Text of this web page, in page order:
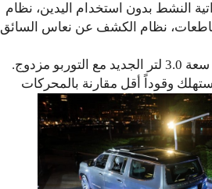
النشط بدون استخدام اليدين، نظام
نظام الكشف عن نعاس السائق
وفي ابتكار آخر رائد في القطاع، تم تجهيز هذه السيارة بمحرك هيوريكين سعة 3.0 لتر الجديد مع التوربو مزدوج.
وقوداً أقل مقارنة بالمحركات